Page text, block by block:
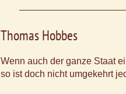
Thomas Hobbes
Wenn auch der ganze Staat
so ist doch nicht umgekehrt